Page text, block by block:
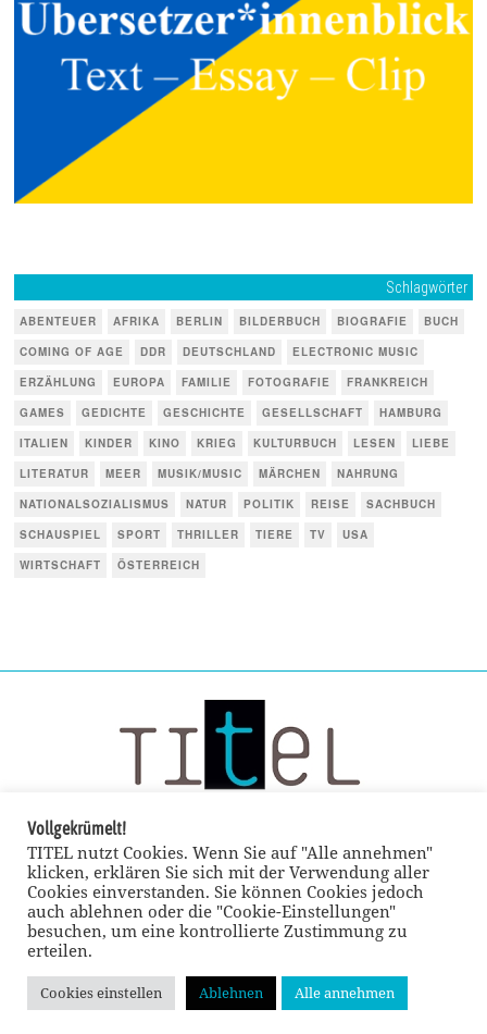
Schlagwörter
ABENTEUER AFRIKA BERLIN BILDERBUCH BIOGRAFIE
BUCH
COMING OF AGE
DDR DEUTSCHLAND
ELECTRONIC MUSIC
ERZÄHLUNG
EUROPA FAMILIE FOTOGRAFIE
FRANKREICH
GAMES
GEDICHTE GESCHICHTE GESELLSCHAFT
HAMBURG
ITALIEN
KINDER KINO KRIEG KULTURBUCH LESEN
LIEBE
LITERATUR
MEER MUSIK/MUSIC MÄRCHEN
NAHRUNG
NATIONALSOZIALISMUS
NATUR POLITIK REISE
SACHBUCH
SCHAUSPIEL
SPORT THRILLER TIERE TV
USA
WIRTSCHAFT
ÖSTERREICH
© TITEL kulturmagazin 2022
Vollgekrümelt!
TITEL nutzt Cookies. Wenn Sie auf "Alle annehmen"
klicken, erklären Sie sich mit der Verwendung aller
Cookies einverstanden. Sie können Cookies jedoch
auch ablehnen oder die "Cookie-Einstellungen"
besuchen, um eine kontrollierte Zustimmung zu
erteilen.
Cookies einstellen Ablehnen Alle annehmen